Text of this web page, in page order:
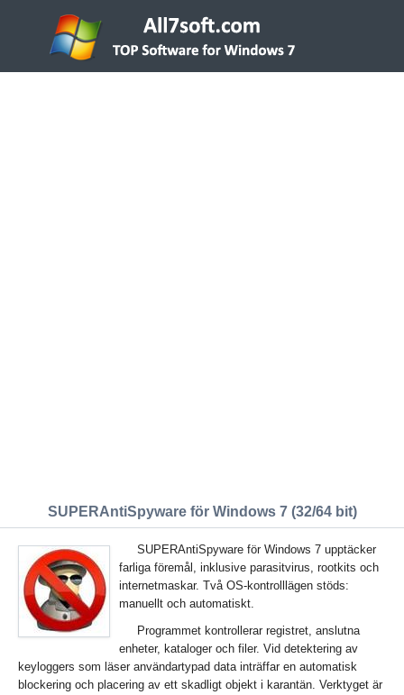
SUPERAntiSpyware för Windows 7 (32/64 bit)
SUPERAntiSpyware för Windows 7 upptäcker
farliga föremål, inklusive parasitvirus, rootkits och
internetmaskar. Två OS-kontrolllägen stöds:
manuellt och automatiskt.
Programmet kontrollerar registret, anslutna
enheter, kataloger och filer. Vid detektering av
keyloggers som läser användartypad data inträffar en automatisk
blockering och placering av ett skadligt objekt i karantän. Verktyget är